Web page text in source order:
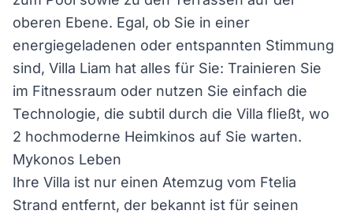
oberen Ebene. Egal, ob Sie in einer
energiegeladenen oder entspannten Stimmung
sind, Villa Liam hat alles für Sie: Trainieren Sie
im Fitnessraum oder nutzen Sie einfach die
Technologie, die subtil durch die Villa fließt, wo
2 hochmoderne Heimkinos auf Sie warten.
Mykonos Leben
Ihre Villa ist nur einen Atemzug vom Ftelia
Strand entfernt, der bekannt ist für seinen